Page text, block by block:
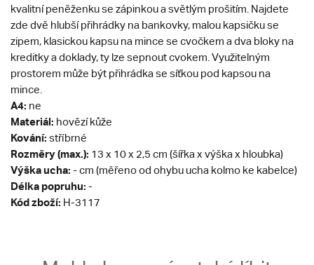
kvalitní peněženku se zápinkou a světlým prošitím. Najdete
zde dvě hlubší přihrádky na bankovky, malou kapsičku se
zipem, klasickou kapsu na mince se cvočkem a dva bloky na
kreditky a doklady, ty lze sepnout cvokem. Využitelným
prostorem může být přihrádka se síťkou pod kapsou na
mince.
A4: ne
Materiál: hovězí kůže
Kování: stříbrné
Rozměry (max.): 13 x 10 x 2,5 cm (šířka x výška x hloubka)
Výška ucha: - cm (měřeno od ohybu ucha kolmo ke kabelce)
Délka popruhu: -
Kód zboží: H-3117